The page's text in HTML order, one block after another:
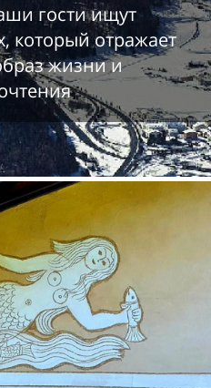
гости ищут
который отражает
жизни и